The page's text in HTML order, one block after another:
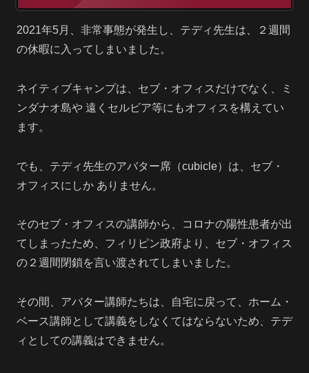
2021年5月、非常事態が発生し、テディ先生は、２週間
の休暇に入ってしまいました。
ネイティブキャンプは、セブ・オフィスだけでなく、ミ
ンダナオ島や 遠くセルビア等にもオフィスを構えてい
ます。
でも、テディ先生のアバター席（cubicle）は、セブ・
オフィスにしか ありません。
そのセブ・オフィスの講師から、コロナの陽性患者が出
てしまったため、フィリピン政府より、セブ・オフィス
の２週間閉鎖を言い渡されてしまいました。
その間、アバター講師たちは、自宅に戻って、ホーム・
ベース講師として講義をしなくてはならないため、テデ
ィとしての講義はできません。